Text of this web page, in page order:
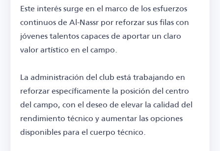
Este interés surge en el marco de los esfuerzos
continuos de Al-Nassr por reforzar sus filas con
jóvenes talentos capaces de aportar un claro
valor artístico en el campo.
La administración del club está trabajando en
reforzar específicamente la posición del centro
del campo, con el deseo de elevar la calidad del
rendimiento técnico y aumentar las opciones
disponibles para el cuerpo técnico.